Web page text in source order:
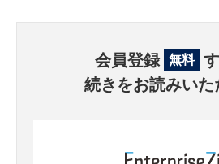
会員登録 無料
続きをお読みい